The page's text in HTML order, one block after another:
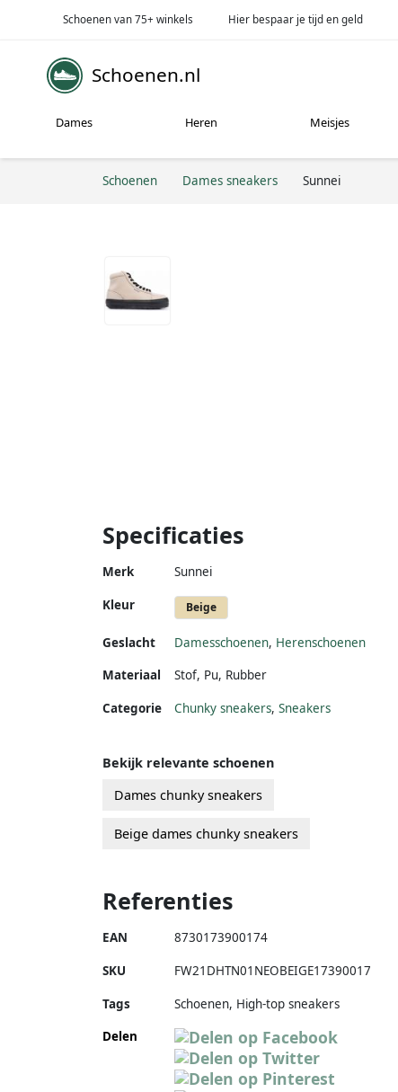
Schoenen van 75+ winkels Hier bespaar je tijd en geld
Schoenen.nl
Dames Heren Meisjes
Schoenen Dames sneakers Sunnei
Specificaties
Merk Sunnei
Kleur Beige
Geslacht Damesschoenen, Herenschoenen
Materiaal
Stof, Pu, Rubber
Categorie Chunky sneakers, Sneakers
Bekijk relevante schoenen
Dames chunky sneakers
Beige dames chunky sneakers
Referenties
EAN 8730173900174
SKU FW21DHTN01NEOBEIGE17390017
Tags
Schoenen, High-top sneakers
Delen